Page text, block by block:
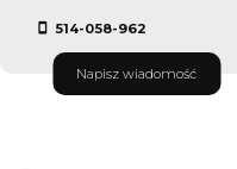
514-058-962
Napisz wiadomość